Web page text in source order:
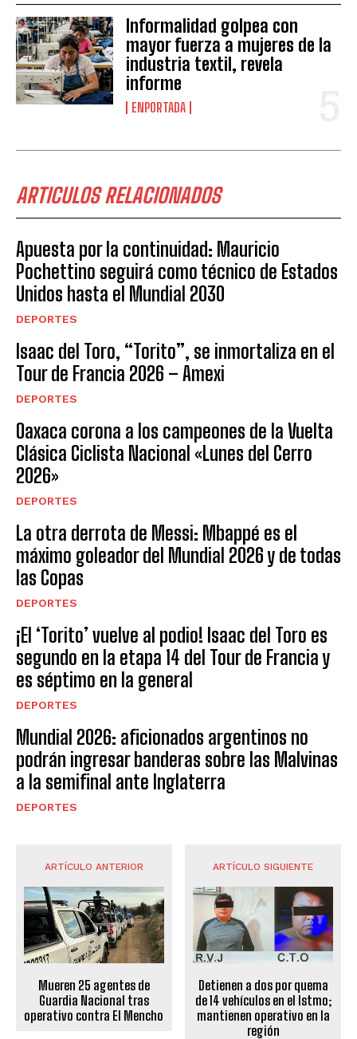
Informalidad golpea con
mayor fuerza a mujeres de la
industria textil, revela
informe
ENPORTADA
ARTICULOS RELACIONADOS
Apuesta por la continuidad: Mauricio
Pochettino seguirá como técnico de Estados
Unidos hasta el Mundial 2030
DEPORTES
Isaac del Toro, “Torito”, se inmortaliza en el
Tour de Francia 2026 – Amexi
DEPORTES
Oaxaca corona a los campeones de la Vuelta
Clásica Ciclista Nacional «Lunes del Cerro
2026»
DEPORTES
La otra derrota de Messi: Mbappé es el
máximo goleador del Mundial 2026 y de todas
las Copas
DEPORTES
¡El ‘Torito’ vuelve al podio! Isaac del Toro es
segundo en la etapa 14 del Tour de Francia y
es séptimo en la general
DEPORTES
Mundial 2026: aficionados argentinos no
podrán ingresar banderas sobre las Malvinas
a la semifinal ante Inglaterra
DEPORTES
ARTÍCULO ANTERIOR
Mueren 25 agentes de
Guardia Nacional tras
operativo contra El Mencho
ARTÍCULO SIGUIENTE
Detienen a dos por quema
de 14 vehículos en el Istmo;
mantienen operativo en la
región